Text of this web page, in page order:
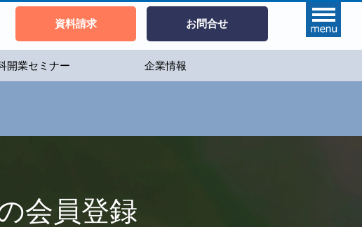
資料請求 お問合せ
開業セミナー 企業情報
会員登録